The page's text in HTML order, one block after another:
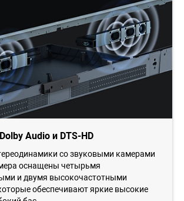
Audio и DTS-HD
со звуковыми камерами
оснащены четырьмя
и двумя высокочастотными
обеспечивают яркие высокие